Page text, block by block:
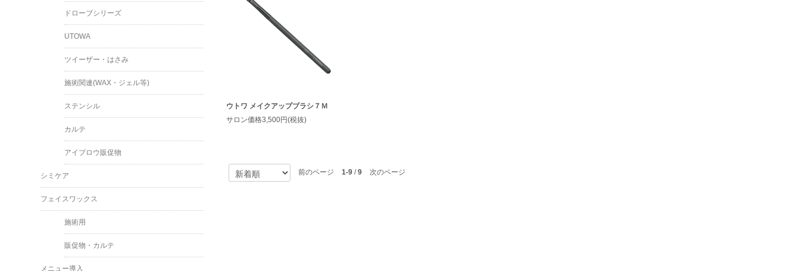
ウトワ メイクアップブラシ７Ｍ
サロン価格3,500円(税抜)
前のページ 1-9/9 次のページ
ドローブシリーズ
UTOWA
ツイーザー・はさみ
施術関連(WAX・ジェル等)
ステンシル
カルテ
アイブロウ販促物
シミケア
フェイスワックス
施術用
販促物・カルテ
メニュー導入